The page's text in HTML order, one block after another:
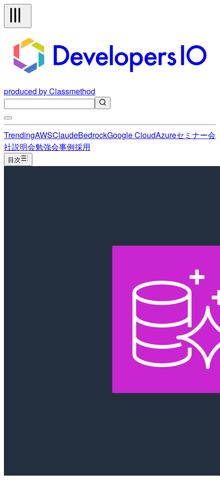
produced by Classmethod
TrendingAWSClaudeBedrockGoogle CloudAzureセミナー会
社説明会勉強会事例採用
目次